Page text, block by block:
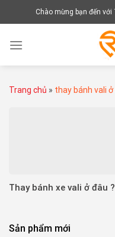
đến
dung
Chào mừng bạn đến
Trang chủ » thay bánh vali ở
Thay bánh xe vali ở đâu ?
Sản phẩm mới